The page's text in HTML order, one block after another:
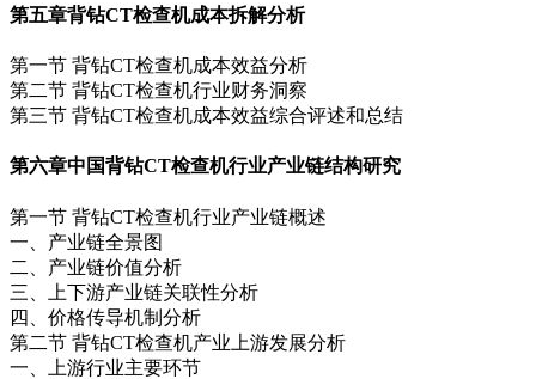
第五章背钻CT检查机成本拆解分析
第一节 背钻CT检查机成本效益分析
第二节 背钻CT检查机行业财务洞察
第三节 背钻CT检查机成本效益综合评述和总结
第六章中国背钻CT检查机行业产业链结构研究
第一节 背钻CT检查机行业产业链概述
一、产业链全景图
二、产业链价值分析
三、上下游产业链关联性分析
四、价格传导机制分析
第二节 背钻CT检查机产业上游发展分析
一、上游行业主要环节